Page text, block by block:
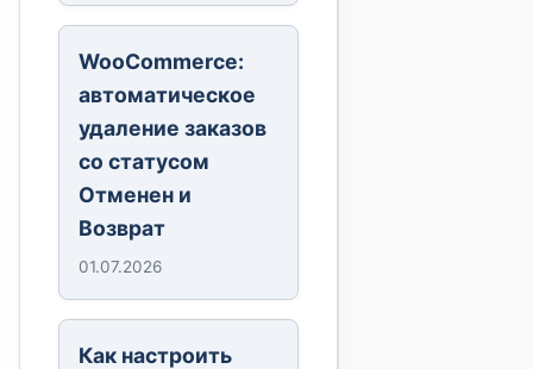
WooCommerce:
автоматическое
удаление заказов
со статусом
Отменен и
Возврат
01.07.2026
Как настроить